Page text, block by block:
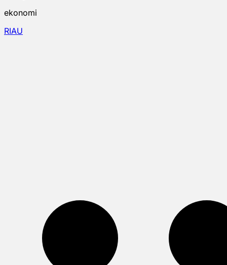
ekonomi
RIAU